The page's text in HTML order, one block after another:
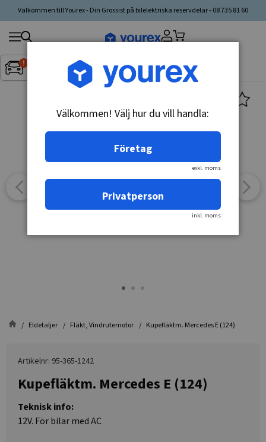
Välkommen till Yourex - Din Grossist på bilelektriska reservdelar - 08 735 81 60
Inget fordon valt▼
Sök
produkt,
tillverkare,
Eldetaljer Fläkt, Vindrutemotor Kupefläktm. Mercedes E (124)
Artikelnr: 95-365-1242
Kupefläktm. Mercedes E (124)
Teknisk info:
12V. För bilar med AC
Välkommen! Välj hur du vill handla:
Företag
exkl. moms
Privatperson
inkl. moms